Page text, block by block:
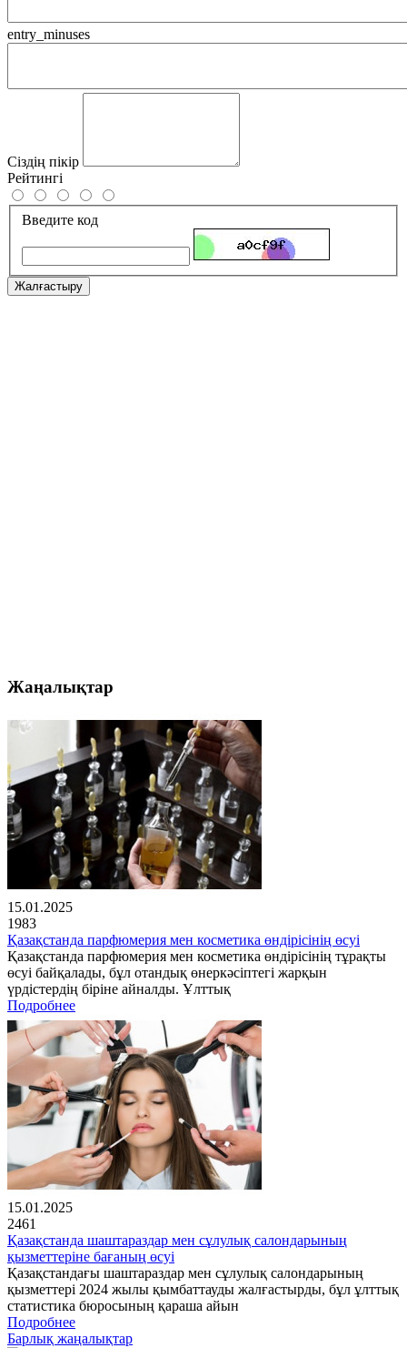
entry_minuses
Сіздің пікір
Рейтингі
Введите код
Жалғастыру
Жаңалықтар
15.01.2025
1983
Қазақстанда парфюмерия мен косметика өндірісінің өсуі
Қазақстанда парфюмерия мен косметика өндірісінің тұрақты
өсуі байқалады, бұл отандық өнеркәсіптегі жарқын
үрдістердің біріне айналды. Ұлттық
Подробнее
15.01.2025
2461
Қазақстанда шаштараздар мен сұлулық салондарының
қызметтеріне бағаның өсуі
Қазақстандағы шаштараздар мен сұлулық салондарының
қызметтері 2024 жылы қымбаттауды жалғастырды, бұл ұлттық
статистика бюросының қараша айын
Подробнее
Барлық жаңалықтар